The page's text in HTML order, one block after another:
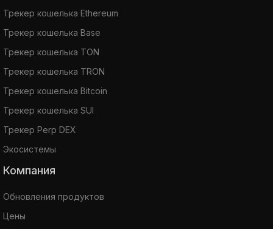
Трекер кошелька Ethereum
Трекер кошелька Base
Трекер кошелька TON
Трекер кошелька TRON
Трекер кошелька Bitcoin
Трекер кошелька SUI
Трекер Perp DEX
Экосистемы
Компания
Обновления продуктов
Цены